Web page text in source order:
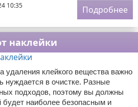
10:35
Подробнее
наклейки
удаления клейкого вещества важно
нуждается в очистке. Разные
подходов, поэтому вы должны
будет наиболее безопасным и